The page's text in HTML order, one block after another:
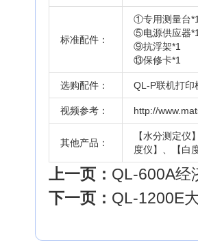
标准配件：
①专用测量
⑤电源供应
⑨抗浮架*1
⑬保修卡*1
选购配件： QL-P联机打印
视频参考： http://
其他产品：
【水分测定仪
度仪】、【白
上一页： QL-600A经
下一页： QL-1200E